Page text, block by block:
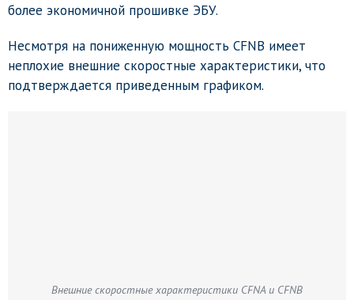
более экономичной прошивке ЭБУ.
Несмотря на пониженную мощность CFNB имеет
неплохие внешние скоростные характеристики, что
подтверждается приведенным графиком.
Внешние скоростные характеристики CFNA и CFNB